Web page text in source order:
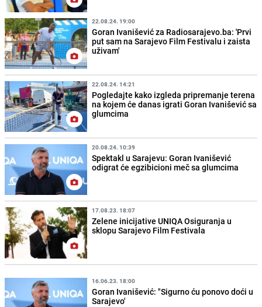
22.08.24. 19:00
Goran Ivanišević za Radiosarajevo.ba: 'Prvi
put sam na Sarajevo Film Festivalu i zaista
uživam'
22.08.24. 14:21
Pogledajte kako izgleda pripremanje terena
na kojem će danas igrati Goran Ivanišević sa
glumcima
20.08.24. 10:39
Spektakl u Sarajevu: Goran Ivanišević
odigrat će egzibicioni meč sa glumcima
17.08.23. 18:07
Zelene inicijative UNIQA Osiguranja u
sklopu Sarajevo Film Festivala
16.06.23. 18:00
Goran Ivanišević: "Sigurno ću ponovo doći u
Sarajevo'